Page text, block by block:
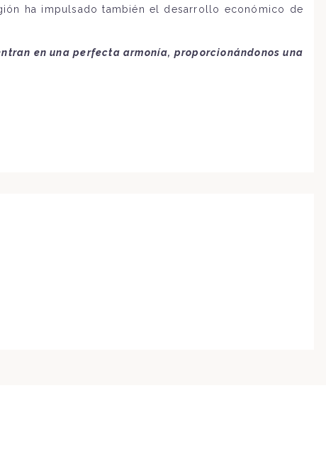
ha impulsado también el desarrollo económico de
en una perfecta armonía, proporcionándonos una